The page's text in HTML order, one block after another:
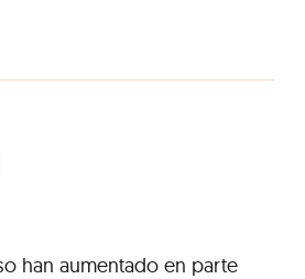
han aumentado en parte